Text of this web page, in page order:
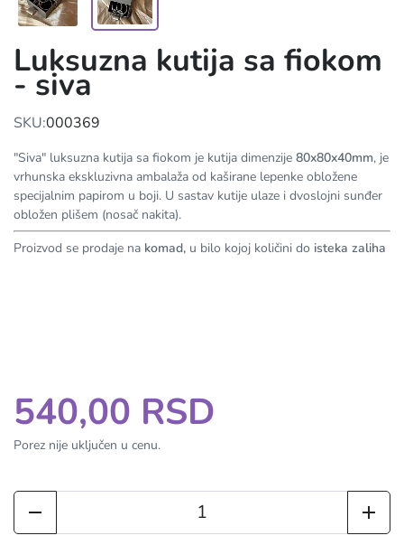
Luksuzna kutija sa fiokom
- siva
SKU:000369
"Siva" luksuzna kutija sa fiokom je kutija dimenzije 80x80x40mm, je
vrhunska ekskluzivna ambalaža od kaširane lepenke obložene
specijalnim papirom u boji. U sastav kutije ulaze i dvoslojni sunđer
obložen plišem (nosač nakita).
Proizvod se prodaje na komad, u bilo kojoj količini do isteka zaliha
540,00 RSD
Porez nije uključen u cenu.